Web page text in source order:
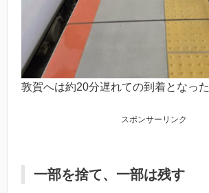
敦賀へは約20分遅れての到着となった
スポンサーリンク
一部を捨て、一部は残す